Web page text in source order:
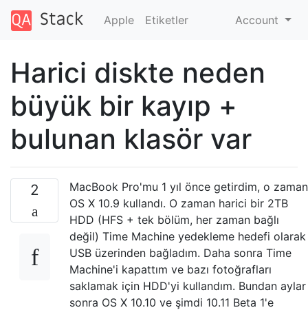
Apple Etiketler Account
Harici diskte neden
büyük bir kayıp +
bulunan klasör var
2
MacBook Pro'mu 1 ​​yıl önce getirdim, o zaman
OS X 10.9 kullandı. O zaman harici bir 2TB
HDD (HFS + tek bölüm, her zaman bağlı
değil) Time Machine yedekleme hedefi olarak
USB üzerinden bağladım. Daha sonra Time
Machine'i kapattım ve bazı fotoğrafları
saklamak için HDD'yi kullandım. Bundan aylar
sonra OS X 10.10 ve şimdi 10.11 Beta 1'e